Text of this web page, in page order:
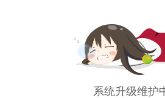
系统升级维护